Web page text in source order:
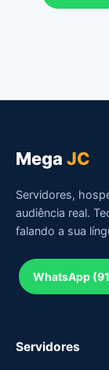
Mega JC
Servidores,
audiência real.
falando a sua
WhatsApp
Servidores